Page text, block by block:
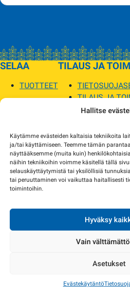
Hallitse
Käytämme evästeiden kaltaisia tekniikoita
ja/tai käyttämiseen. Teemme tämän
näyttääksemme (muita kuin)
näihin tekniikoihin voimme käsitellä tällä
selauskäyttäytymistä tai yksilöllisiä
tai peruuttaminen voi vaikuttaa haitallisesti
toimintoihin.
Hyväksy
Vain
Asetukset
Evästekäytäntö
SELAA
TUOTTEET
TILAUS JA
TILAUS JA
MYYMÄLÄT JA YHTEYSTIEDOT
USEIN KYSYTYT
AJANKOHTAISTA
yhteyttä ja sovimme
Copyright 2024 Sopilka.fi –